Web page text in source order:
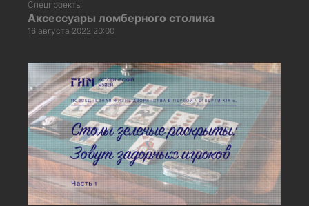
Спецпроекты
Аксессуары ломберного столика
16 августа 2022 20:00